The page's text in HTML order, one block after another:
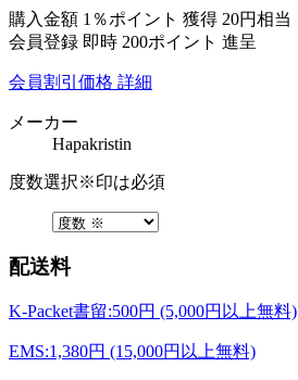
購入金額 1％ポイント 獲得 20円相当
会員登録 即時 200ポイント 進呈
会員割引価格 詳細
メーカー
Hapakristin
度数選択※印は必須
配送料
K-Packet書留:500円 (5,000円以上無料)
EMS:1,380円 (15,000円以上無料)